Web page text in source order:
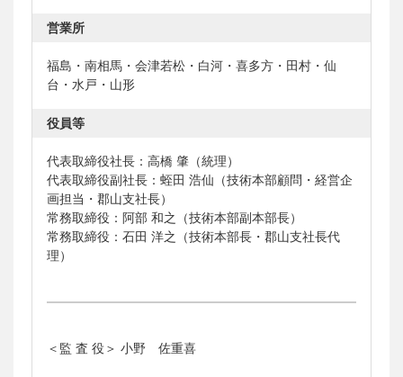
営業所
福島・南相馬・会津若松・白河・喜多方・田村・仙
台・水戸・山形
役員等
代表取締役社長：高橋 肇（統理）
代表取締役副社長：蛭田 浩仙（技術本部顧問・経営企
画担当・郡山支社長）
常務取締役：阿部 和之（技術本部副本部長）
常務取締役：石田 洋之（技術本部長・郡山支社長代
理）
＜監 査 役＞ 小野 佐重喜